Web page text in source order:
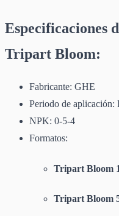
Especificaciones
Tripart Bloom:
Fabricante: GHE
Periodo de aplicación:
NPK: 0-5-4
Formatos:
Tripart Bloom
Tripart Bloom